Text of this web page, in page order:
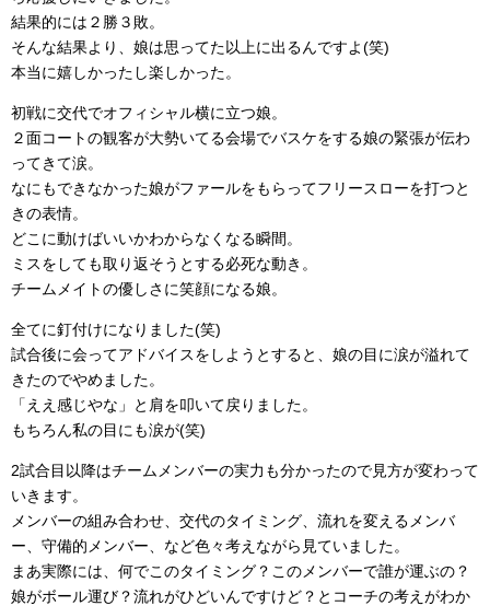
結果的には２勝３敗。
そんな結果より、娘は思ってた以上に出るんですよ(笑)
本当に嬉しかったし楽しかった。
初戦に交代でオフィシャル横に立つ娘。
２面コートの観客が大勢いてる会場でバスケをする娘の緊張が伝わ
ってきて涙。
なにもできなかった娘がファールをもらってフリースローを打つと
きの表情。
どこに動けばいいかわからなくなる瞬間。
ミスをしても取り返そうとする必死な動き。
チームメイトの優しさに笑顔になる娘。
全てに釘付けになりました(笑)
試合後に会ってアドバイスをしようとすると、娘の目に涙が溢れて
きたのでやめました。
「ええ感じやな」と肩を叩いて戻りました。
もちろん私の目にも涙が(笑)
2試合目以降はチームメンバーの実力も分かったので見方が変わって
いきます。
メンバーの組み合わせ、交代のタイミング、流れを変えるメンバ
ー、守備的メンバー、など色々考えながら見ていました。
まあ実際には、何でこのタイミング？このメンバーで誰が運ぶの？
娘がボール運び？流れがひどいんですけど？とコーチの考えがわか